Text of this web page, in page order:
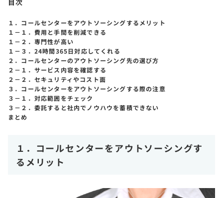
１．コールセンターをアウトソーシングするメリット
１－１．費用と手間を削減できる
１－２．専門性が高い
１－３．24時間365日対応してくれる
２．コールセンターのアウトソーシング先の選び方
２－１．サービス内容を確認する
２－２．セキュリティやコスト面
３．コールセンターをアウトソーシングする際の注意
３－１．対応範囲をチェック
３－２．委託すると社内でノウハウを蓄積できない
まとめ
１．コールセンターをアウトソーシングす
るメリット